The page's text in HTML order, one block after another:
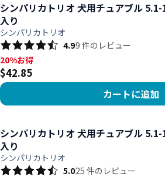
シンパリカトリオ 犬用チュアブル
入り
シンパリカトリオ
4.99 件のレビュー
20%お得, $42.85
20%お得
$42.85
カートに追加
シンパリカトリオ 犬用チュアブル
入り
シンパリカトリオ
5.025 件のレビュー